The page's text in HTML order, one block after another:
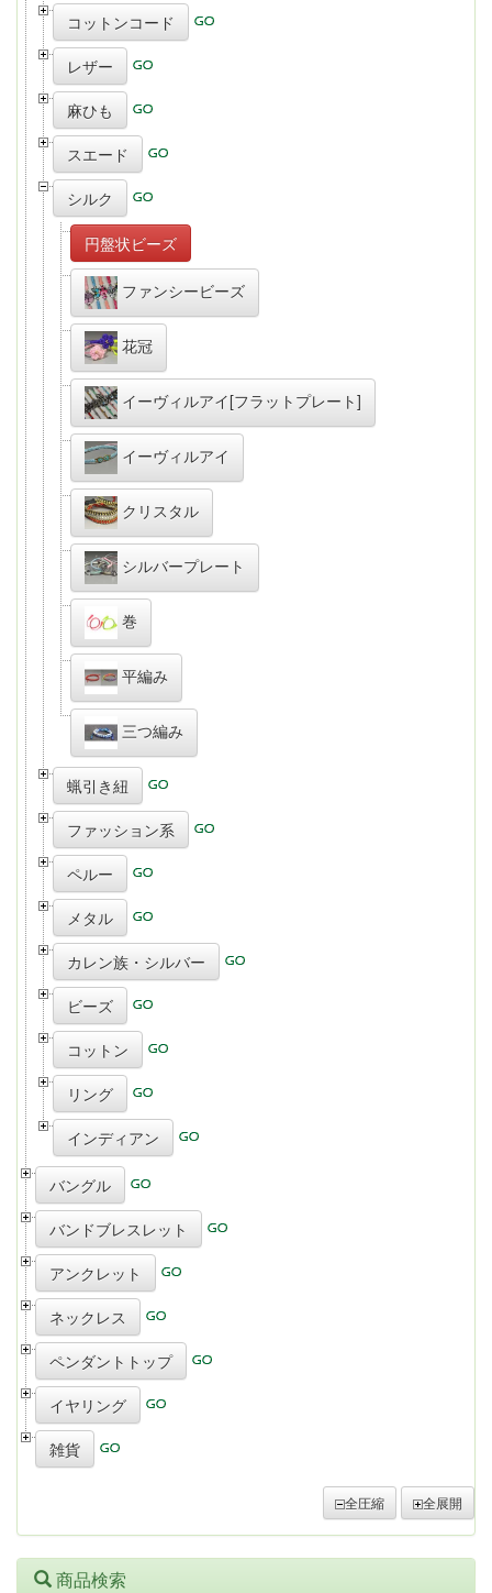
コットンコード
レザー
麻ひも
スエード
シルク
円盤状ビーズ
ファンシービーズ
花冠
イーヴィルアイ[フラットプレート]
イーヴィルアイ
クリスタル
シルバープレート
巻
平編み
三つ編み
蝋引き紐
ファッション系
ペルー
メタル
カレン族・シルバー
ビーズ
コットン
リング
インディアン
バングル
バンドブレスレット
アンクレット
ネックレス
ペンダントトップ
イヤリング
雑貨
全圧縮 全展開
商品検索